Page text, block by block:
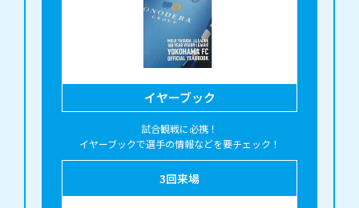
イヤーブック
試合観戦に必携！
イヤーブックで選手の情報などを要チェック！
3回来場